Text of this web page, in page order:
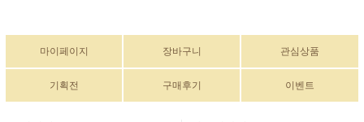
마이페이지 장바구니 관심상품
기획전 구매후기 이벤트